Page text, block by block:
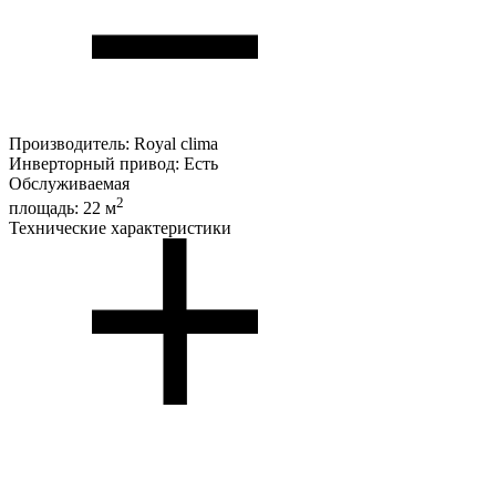
Производитель: Royal clima
Инверторный привод: Есть
Обслуживаемая
площадь: 22 м2
Технические характеристики